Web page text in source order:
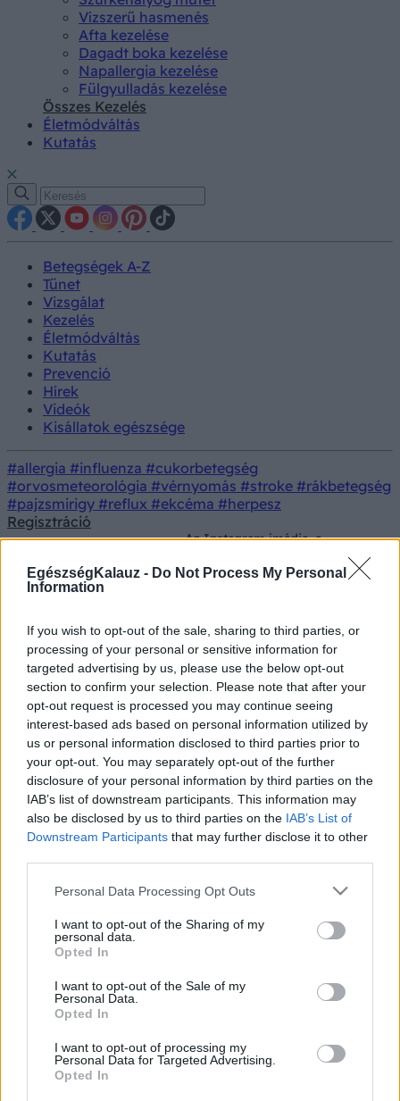
EgészségKalauz - Do Not Process My Personal
Information
If you wish to opt-out of the sale, sharing to third parties, or
processing of your personal or sensitive information for
targeted advertising by us, please use the below opt-out
section to confirm your selection. Please note that after your
opt-out request is processed you may continue seeing
interest-based ads based on personal information utilized by
us or personal information disclosed to third parties prior to
your opt-out. You may separately opt-out of the further
disclosure of your personal information by third parties on the
IAB’s list of downstream participants. This information may
also be disclosed by us to third parties on the IAB’s List of
Downstream Participants that may further disclose it to other
Please note that this website/app uses one or more Google
not limited to your visit or usage behaviour. You may click to
grant or deny consent to Google and its third-party tags to
use your data for below specified purposes in below Google
consent section.
Personal Data Processing Opt Outs
I want to opt-out of the Sharing of my
personal data.
Opted In
I want to opt-out of the Sale of my
Personal Data.
Opted In
I want to opt-out of processing my
Personal Data for Targeted Advertising.
Opted In
Vízszerű hasmenés
Afta kezelése
Dagadt boka kezelése
Napallergia kezelése
Fülgyulladás kezelése
Összes Kezelés
Életmódváltás
Kutatás
Betegségek A-Z
Tünet
Vizsgálat
Kezelés
Életmódváltás
Kutatás
Prevenció
Hírek
Videók
Kisállatok egészsége
#allergia #influenza #cukorbetegség
#orvosmeteorológia #vérnyomás #stroke #rákbetegség
#pajzsmirigy #reflux #ekcéma #herpesz
Regisztráció
Az Instagram imádja, a
dietetikusok már kevésbé: mi a
gond ezzel az edzés utáni
Az Instagram imádja, a
dietetikusok már kevésbé: mi a
gond ezzel az edzés utáni
trenddel?